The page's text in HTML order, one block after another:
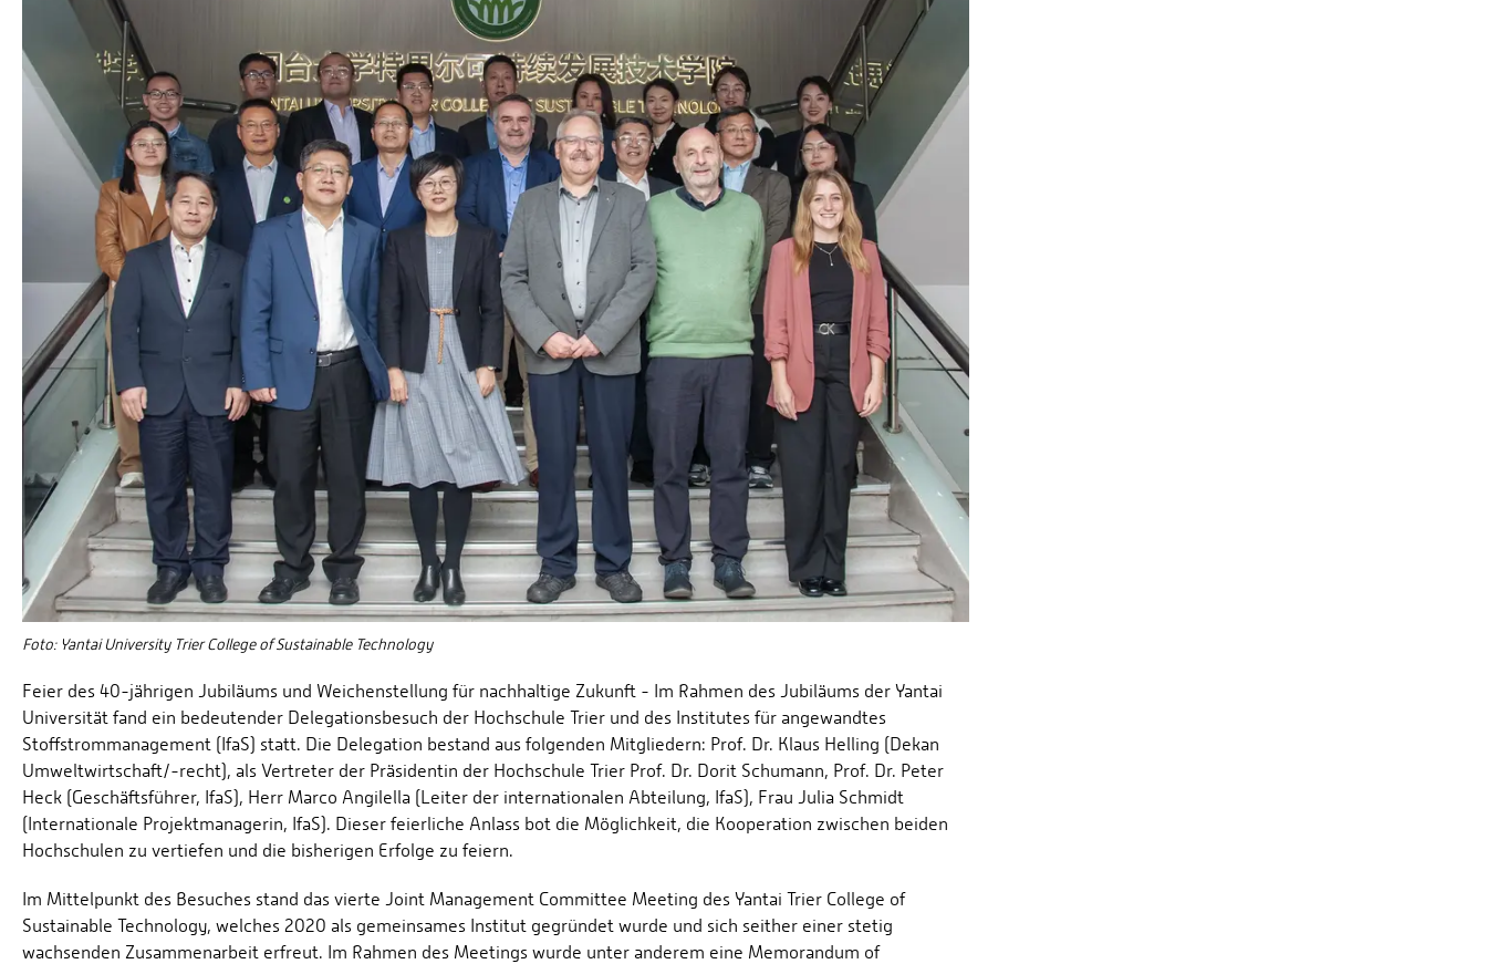
Foto: Yantai University Trier College of Sustainable Technology
Feier des 40-jährigen Jubiläums und Weichenstellung für nachhaltige Zukunft - Im Rahmen des Jubiläums der Yantai
Universität fand ein bedeutender Delegationsbesuch der Hochschule Trier und des Institutes für angewandtes
Stoffstrommanagement (IfaS) statt. Die Delegation bestand aus folgenden Mitgliedern: Prof. Dr. Klaus Helling (Dekan
Umweltwirtschaft/-recht), als Vertreter der Präsidentin der Hochschule Trier Prof. Dr. Dorit Schumann, Prof. Dr. Peter
Heck (Geschäftsführer, IfaS), Herr Marco Angilella (Leiter der internationalen Abteilung, IfaS), Frau Julia Schmidt
(Internationale Projektmanagerin, IfaS). Dieser feierliche Anlass bot die Möglichkeit, die Kooperation zwischen beiden
Hochschulen zu vertiefen und die bisherigen Erfolge zu feiern.
Im Mittelpunkt des Besuches stand das vierte Joint Management Committee Meeting des Yantai Trier College of
Sustainable Technology, welches 2020 als gemeinsames Institut gegründet wurde und sich seither einer stetig
wachsenden Zusammenarbeit erfreut. Im Rahmen des Meetings wurde unter anderem eine Memorandum of